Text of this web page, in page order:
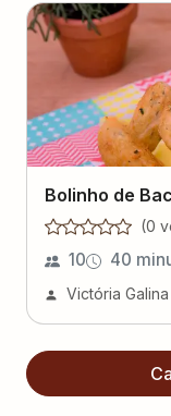
Bolinho de
(0
10 40
Victória Galina